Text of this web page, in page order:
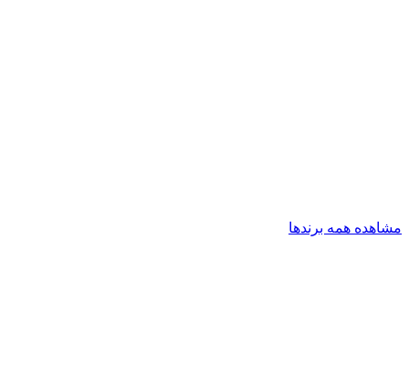
مشاهده همه برندها